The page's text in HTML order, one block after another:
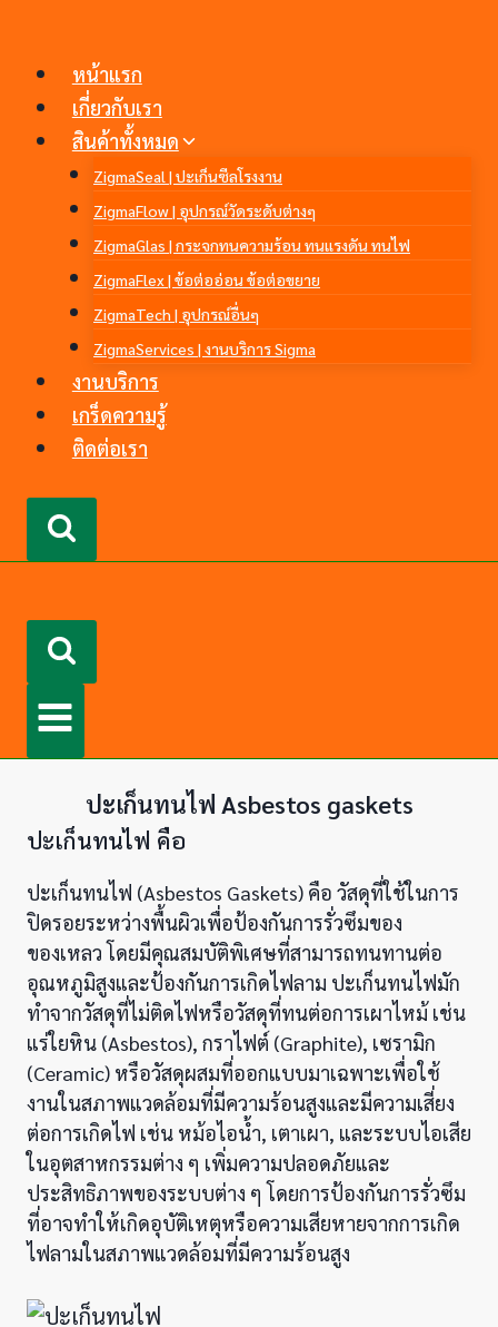
contentหน้าแรก
เกี่ยวกับเรา
สินค้าทั้งหมด
ZigmaSeal | ปะเก็นซีลโรงงาน
ZigmaFlow | อุปกรณ์วัดระดับต่างๆ
ZigmaGlas | กระจกทนความร้อน ทนแรงดัน ทนไฟ
ZigmaFlex | ข้อต่ออ่อน ข้อต่อขยาย
ZigmaTech | อุปกรณ์อื่นๆ
ZigmaServices | งานบริการ Sigma
งานบริการ
เกร็ดความรู้
ติดต่อเรา
ปะเก็นทนไฟ Asbestos gaskets
ปะเก็นทนไฟ คือ
ปะเก็นทนไฟ (Asbestos Gaskets) คือ วัสดุที่ใช้ในการ
ปิดรอยระหว่างพื้นผิวเพื่อป้องกันการรั่วซึมของ
ของเหลว โดยมีคุณสมบัติพิเศษที่สามารถทนทานต่อ
อุณหภูมิสูงและป้องกันการเกิดไฟลาม ปะเก็นทนไฟมัก
ทำจากวัสดุที่ไม่ติดไฟหรือวัสดุที่ทนต่อการเผาไหม้ เช่น
แร่ใยหิน (Asbestos), กราไฟต์ (Graphite), เซรามิก
(Ceramic) หรือวัสดุผสมที่ออกแบบมาเฉพาะเพื่อใช้
งานในสภาพแวดล้อมที่มีความร้อนสูงและมีความเสี่ยง
ต่อการเกิดไฟ เช่น หม้อไอน้ำ, เตาเผา, และระบบไอเสีย
ในอุตสาหกรรมต่าง ๆ เพิ่มความปลอดภัยและ
ประสิทธิภาพของระบบต่าง ๆ โดยการป้องกันการรั่วซึม
ที่อาจทำให้เกิดอุบัติเหตุหรือความเสียหายจากการเกิด
ไฟลามในสภาพแวดล้อมที่มีความร้อนสูง